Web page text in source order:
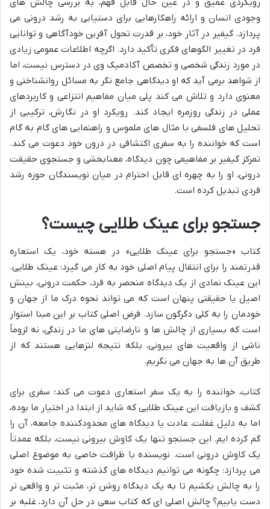
وجودی انسان و ارائه راهکارهایی برای دستیابی به رشد درونی می
پردازد. گیفیر در آثار خود، بر قدرت تحول آفرین خودآگاهی و توانایی
فرد در تغییر الگوهای فکری تأکید دارد. اگرچه اطلاعات عمومی زیادی
در مورد زندگی شخصی و تخصص آکادمیک وی در دسترس نیست، اما
از شواهد برمی آید که او دیدگاهی جامع نگر به مسائل روانشناختی و
معنوی دارد و تلاش می کند پلی میان مفاهیم انتزاعی و کاربردهای
عملی در زندگی روزمره ایجاد کند. رویکرد او در نگارش، ترکیبی از
تحلیل های فلسفی با مثال های ملموس و راهنمایی های گام به گام
است که خواننده را به سفری اکتشافی در درون خود دعوت می کند.
تمرکز گیفیر بر مفاهیمی چون دیدگاه، معنابخشی و جستجوی حقیقت
درونی، او را به چهره ای قابل احترام در میان نویسندگان حوزه رشد
فردی تبدیل کرده است.
جستجو برای عینک طلایی چیست؟
کتاب «جستجو برای عینک طلایی» در هسته خود، یک استعاره
قدرتمند را برای انتقال پیام اصلی خود به کار می گیرد: عینک طلایی.
این عینک نمادی از یک دیدگاه منحصر به فرد، حکمت درونی، بینش
اصیل یا حقیقتی پنهان است که می تواند نحوه درک ما از جهان و
خودمان را به کلی دگرگون سازد. فرض اصلی کتاب بر این مبنا استوار
است که بسیاری از چالش ها و نارضایتی های ما در زندگی، نه لزوماً
ناشی از واقعیت های بیرونی، بلکه نتیجه لنزهایی هستند که از
طریق آن ها به جهان می نگریم.
کتاب، خواننده را به یک سفر استعاری دعوت می کند؛ سفری برای
کشف و بازیافت این عینک طلایی که شاید از ابتدا در اختیار ما بوده،
اما به دلیل غفلت، عادت یا دیدگاه های محدودکننده جامعه، آن را
گم کرده ایم. این جستجو تنها یک کاوش بیرونی نیست، بلکه عمدتاً
یک کاوش درونی است. نویسنده با ظرافت خاصی به موضوع اصلی
می پردازد: چگونه می توانیم دیدگاه های گذشته و تثبیت شده خود
را به چالش بکشیم تا به یک دیدگاه روشن تر، مثبت تر و واقعی تر
دست یابیم؟ چالش اصلی ای که کتاب سعی در حل آن دارد، غلبه بر